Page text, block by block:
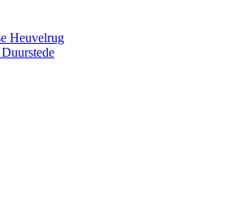
Heuvelrug